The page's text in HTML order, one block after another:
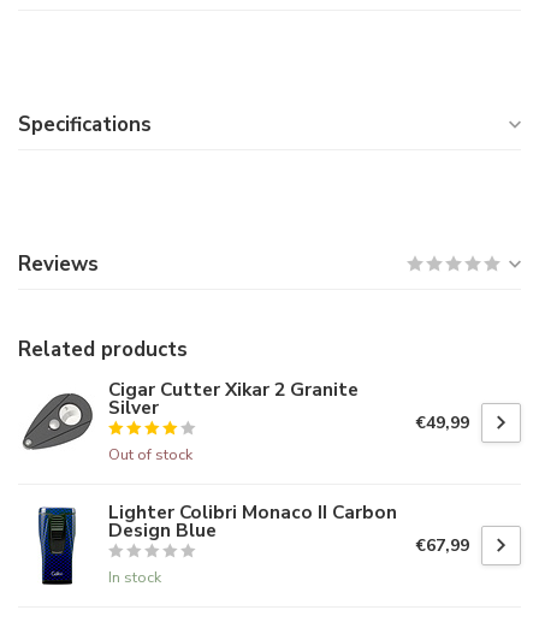
Specifications
Reviews
Related products
Cigar Cutter Xikar 2 Granite
Silver
Out of stock
€49,99
Lighter Colibri Monaco II Carbon
Design Blue
In stock
€67,99